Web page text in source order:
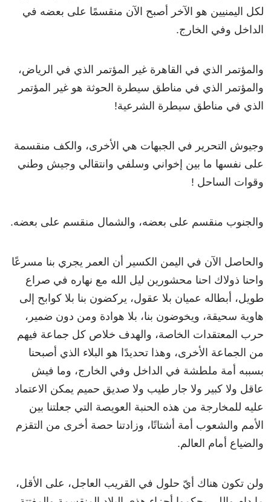
لكل اليمنيين هو الآخر أصبح الآن منقسمًا على بعضه في
الداخل وفي الخارج.
والمؤتمر الذي في القاهرة غير المؤتمر الذي في الرياض،
والمؤتمر الذي في مناطق سيطرة الحوثة هو غير المؤتمر
الذي في مناطق سيطرة الشرعية!
وجيوش التحرير في الجبهات هي الأخرى، والكف منقسمة
على نفسها ما بين إخواني وسلفي وانتقالي وجيش وطني
وقوات الساحل !
والجنوب منقسم على بعضه، والشمال منقسم على بعضه.
والحاصل الآن في اليمن الكسير أن العمر يجري بنا مسرعًا
واحنا ذولاك احنا محشورين ليل الله مع نهاره في صراع
طويل، أبطاله عميان بلا عقول، يركضون بنا بلا كوابح إلى
هاوية سحيقة، ويخوضون بنا، بلا هوادة ومن دون ضمير،
حرب المعتقدات الخاصة، والهدف خلاص كل جماعة فيهم
من الجماعة الأخرى، وهذا تحديدًا هو البلاء الذي أصبحنا
بسببه أمة ملطشة في الداخل وفي الخارج، وما فيش
عاقل ولا كبير ولا جار طيب ولا صديق حميم يمكن الاعتماد
عليه للمخارجة من هذه الحنبة العويصة التي جعلتنا بين
الأمم والشعوب أمة أشتاتًا، وزادتنا حصة أخرى من التقزم
والضياع أمام العالم.
ولن تكون هناك أيّ حلول في القريب العاجل، على الأقل،